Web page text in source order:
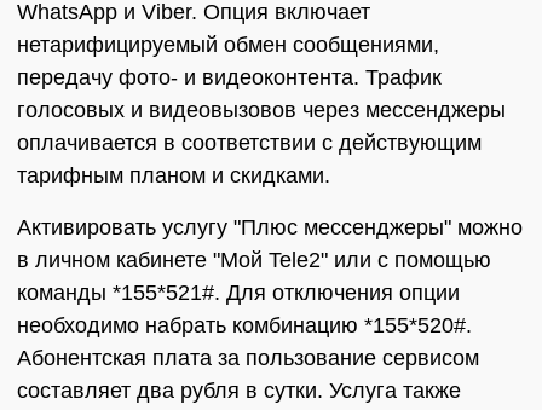
WhatsApp и Viber. Опция включает
нетарифицируемый обмен сообщениями,
передачу фото- и видеоконтента. Трафик
голосовых и видеовызовов через мессенджеры
оплачивается в соответствии с действующим
тарифным планом и скидками.
Активировать услугу "Плюс мессенджеры" можно
в личном кабинете "Мой Tele2" или с помощью
команды *155*521#. Для отключения опции
необходимо набрать комбинацию *155*520#.
Абонентская плата за пользование сервисом
составляет два рубля в сутки. Услуга также